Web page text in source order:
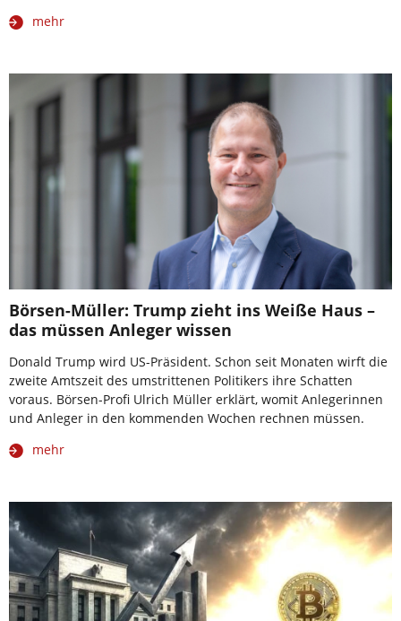
mehr
Börsen-Müller: Trump zieht ins Weiße Haus –
das müssen Anleger wissen
Donald Trump wird US-Präsident. Schon seit Monaten wirft die
zweite Amtszeit des umstrittenen Politikers ihre Schatten
voraus. Börsen-Profi Ulrich Müller erklärt, womit Anlegerinnen
und Anleger in den kommenden Wochen rechnen müssen.
mehr